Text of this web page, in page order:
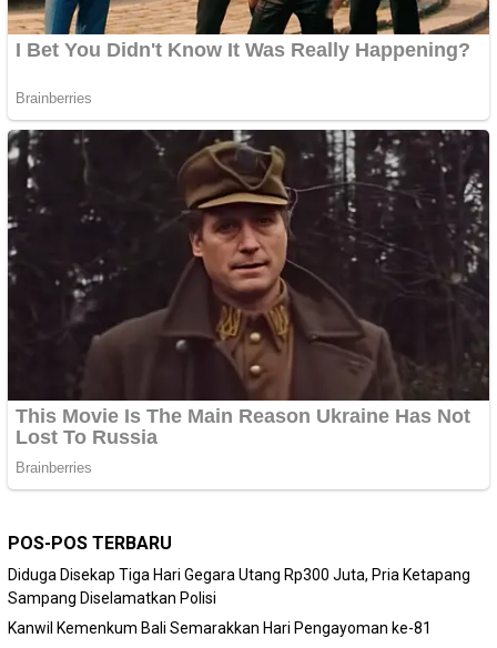
POS-POS TERBARU
Diduga Disekap Tiga Hari Gegara Utang Rp300 Juta, Pria Ketapang
Sampang Diselamatkan Polisi
Kanwil Kemenkum Bali Semarakkan Hari Pengayoman ke-81